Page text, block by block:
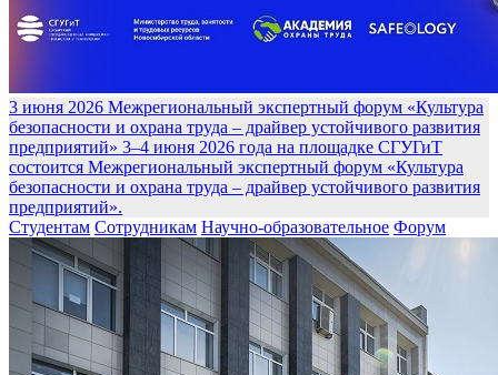
3 июня 2026 Межрегиональный экспертный форум «Культура
безопасности и охрана труда – драйвер устойчивого развития
предприятий» 3–4 июня 2026 года на площадке СГУГиТ
состоится Межрегиональный экспертный форум «Культура
безопасности и охрана труда – драйвер устойчивого развития
предприятий».
Студентам Сотрудникам Научно-образовательное Форум